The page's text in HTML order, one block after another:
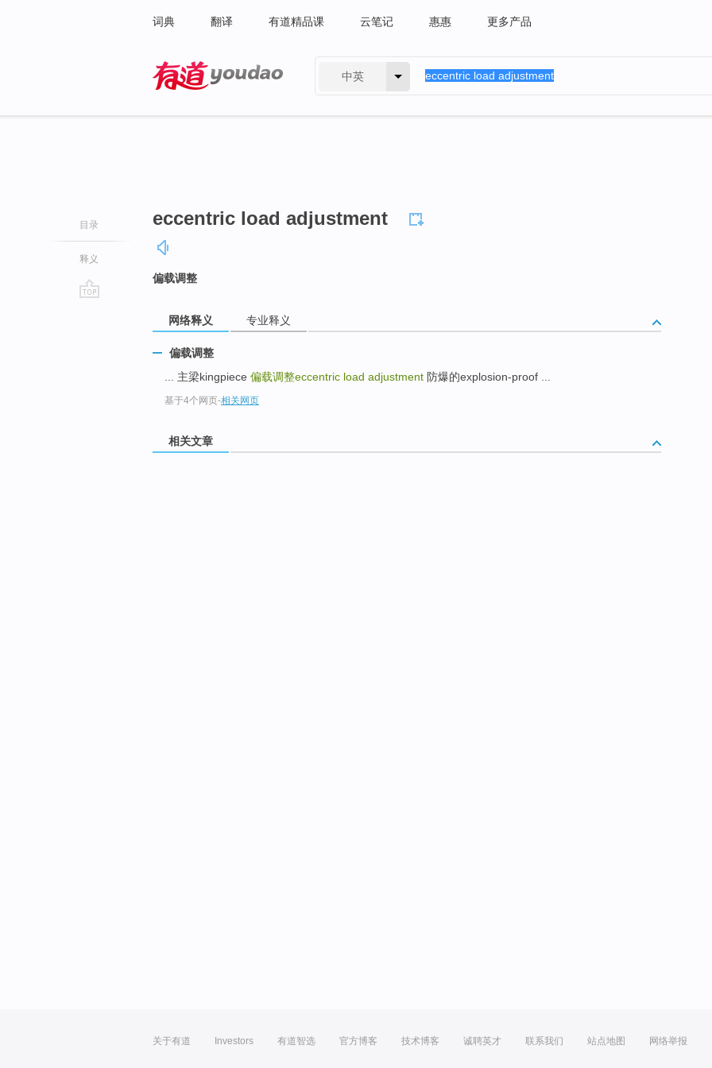
词典 翻译 有道精品课 云笔记 惠惠 更多产品
中英
目录
释义
eccentric load adjustment
偏载调整
网络释义 专业释义
偏载调整
... 主梁kingpiece 偏载调整eccentric load adjustment 防爆的explosion-proof ...
基于4个网页-相关网页
相关文章
关于有道 Investors 有道智选 官方博客 技术博客 诚聘英才 联系我们 站点地图 网络举报